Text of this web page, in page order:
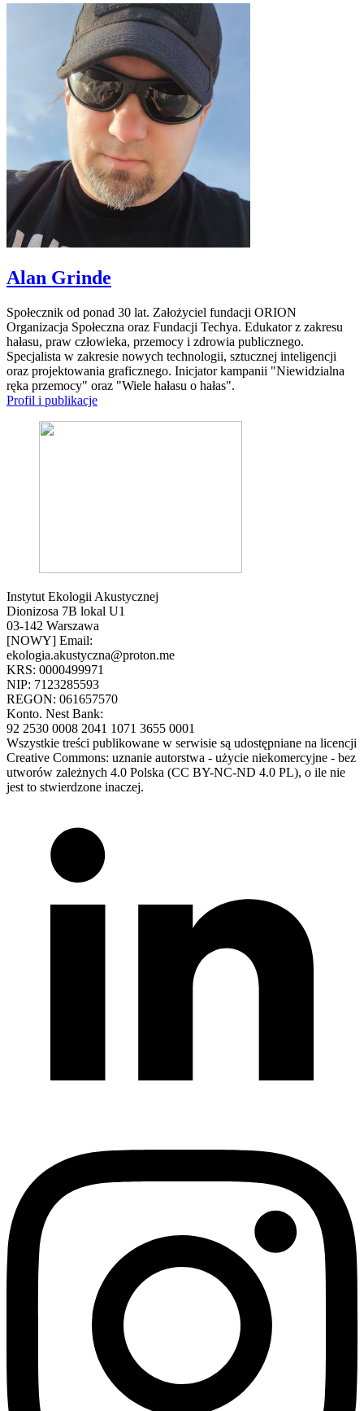
Alan Grinde
Społecznik od ponad 30 lat. Założyciel fundacji ORION
Organizacja Społeczna oraz Fundacji Techya. Edukator z zakresu
hałasu, praw człowieka, przemocy i zdrowia publicznego.
Specjalista w zakresie nowych technologii, sztucznej inteligencji
oraz projektowania graficznego. Inicjator kampanii "Niewidzialna
ręka przemocy" oraz "Wiele hałasu o hałas".
Profil i publikacje
Instytut Ekologii Akustycznej
Dionizosa 7B lokal U1
03-142 Warszawa
[NOWY] Email:
ekologia.akustyczna@proton.me
KRS: 0000499971
NIP: 7123285593
REGON: 061657570
Konto. Nest Bank:
92 2530 0008 2041 1071 3655 0001
Wszystkie treści publikowane w serwisie są udostępniane na licencji
Creative Commons: uznanie autorstwa - użycie niekomercyjne - bez
utworów zależnych 4.0 Polska (CC BY-NC-ND 4.0 PL), o ile nie
jest to stwierdzone inaczej.